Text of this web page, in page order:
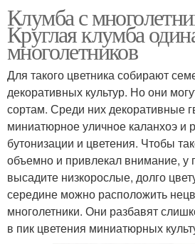
Клумба с
Круглая клумба
многолетников
Для такого цветника собирают
декоративных культур. Но они
сортам. Среди них декоративные
миниатюрное уличное каланхоэ и
бутонизации и цветения. Чтобы
объемно и привлекал внимание, у
высадите низкорослые, долго
середине можно расположить
многолетники. Они разбавят
в пик цветения миниатюрных